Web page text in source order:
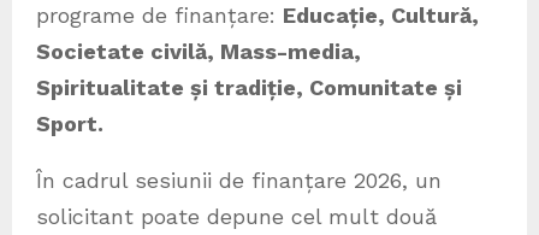
programe de finanțare: Educație, Cultură,
Societate civilă, Mass-media,
Spiritualitate și tradiție, Comunitate și
Sport.
În cadrul sesiunii de finanțare 2026, un
solicitant poate depune cel mult două